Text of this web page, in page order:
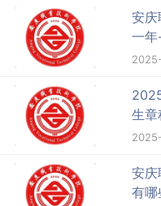
安庆
一
生章
安庆
有哪